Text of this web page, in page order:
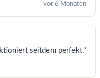
vor 6 Monaten
seitdem perfekt."